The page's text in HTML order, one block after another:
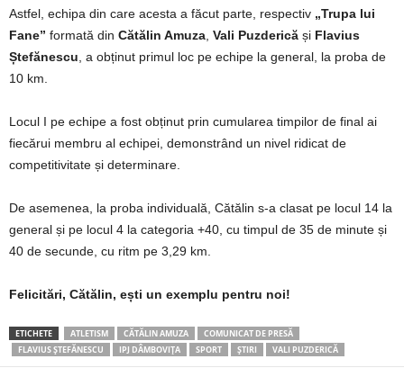
Astfel, echipa din care acesta a făcut parte, respectiv „Trupa lui
Fane” formată din Cătălin Amuza Vali Puzderică și Flavius
Ștefănescu , a obținut primul loc pe echipe la general, la proba de
10 km.
Locul I pe echipe a fost obținut prin cumularea timpilor de final ai
fiecărui membru al echipei, demonstrând un nivel ridicat de
competitivitate și determinare.
De asemenea, la proba individuală, Cătălin s-a clasat pe locul 14 la
general și pe locul 4 la categoria +40, cu timpul de 35 de minute și
40 de secunde, cu ritm pe 3,29 km.
Felicitări, Cătălin, ești un exemplu pentru noi!
ETICHETE ATLETISM CĂTĂLIN AMUZA
COMUNICAT DE PRESĂ
FLAVIUS ȘTEFĂNESCU
IPJ DÂMBOVIȚA SPORT ȘTIRI VALI PUZDERICĂ